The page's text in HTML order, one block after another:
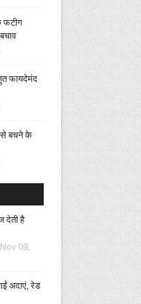
फटीग
फायदेमंद
से बचने के
देती है
Nov 09,
अदाएं, रेड